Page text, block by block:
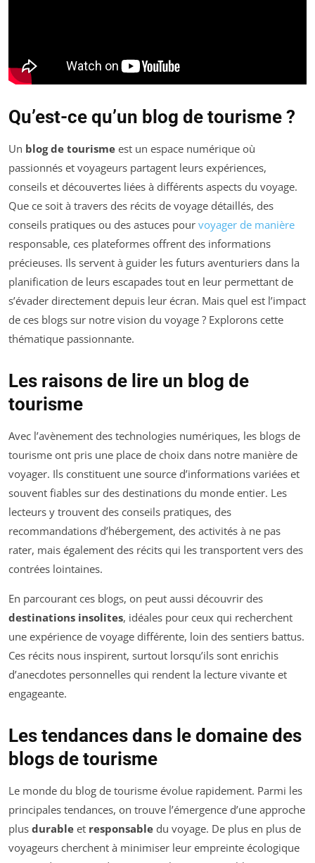
Qu’est-ce qu’un blog de tourisme ?
Un blog de tourisme est un espace numérique où
passionnés et voyageurs partagent leurs expériences,
conseils et découvertes liées à différents aspects du voyage.
Que ce soit à travers des récits de voyage détaillés, des
conseils pratiques ou des astuces pour voyager de manière
responsable, ces plateformes offrent des informations
précieuses. Ils servent à guider les futurs aventuriers dans la
planification de leurs escapades tout en leur permettant de
s’évader directement depuis leur écran. Mais quel est l’impact
de ces blogs sur notre vision du voyage ? Explorons cette
thématique passionnante.
Les raisons de lire un blog de
tourisme
Avec l’avènement des technologies numériques, les blogs de
tourisme ont pris une place de choix dans notre manière de
voyager. Ils constituent une source d’informations variées et
souvent fiables sur des destinations du monde entier. Les
lecteurs y trouvent des conseils pratiques, des
recommandations d’hébergement, des activités à ne pas
rater, mais également des récits qui les transportent vers des
contrées lointaines.
En parcourant ces blogs, on peut aussi découvrir des
destinations insolites, idéales pour ceux qui recherchent
une expérience de voyage différente, loin des sentiers battus.
Ces récits nous inspirent, surtout lorsqu’ils sont enrichis
d’anecdotes personnelles qui rendent la lecture vivante et
engageante.
Les tendances dans le domaine des
blogs de tourisme
Le monde du blog de tourisme évolue rapidement. Parmi les
principales tendances, on trouve l’émergence d’une approche
plus durable et responsable du voyage. De plus en plus de
voyageurs cherchent à minimiser leur empreinte écologique